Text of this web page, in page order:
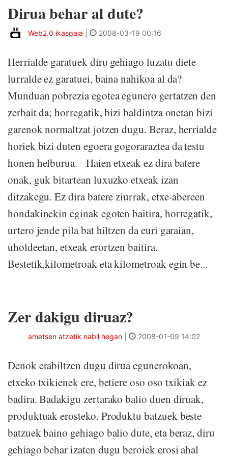
Dirua behar al dute?
Web2.0 ikasgaia 2008-03-19 00:16
Herrialde garatuek diru gehiago luzatu diete
lurralde ez garatuei, baina nahikoa al da?
Munduan pobrezia egotea egunero gertatzen den
zerbait da; horregatik, bizi baldintza onetan bizi
garenok normaltzat jotzen dugu. Beraz, herrialde
horiek bizi duten egoera gogoraraztea da testu
honen helburua. Haien etxeak ez dira batere
onak, guk bitartean luxuzko etxeak izan
ditzakegu. Ez dira batere ziurrak, etxe-abereen
hondakinekin eginak egoten baitira, horregatik,
urtero jende pila bat hiltzen da euri garaian,
uholdeetan, etxeak erortzen baitira.
Bestetik,kilometroak eta kilometroak egin be...
Zer dakigu diruaz?
ametsen atzetik nabil hegan 2008-01-09 14:02
Denok erabiltzen dugu dirua egunerokoan,
etxeko txikienek ere, betiere oso oso txikiak ez
badira. Badakigu zertarako balio duen diruak,
produktuak erosteko. Produktu batzuek beste
batzuek baino gehiago balio dute, eta beraz, diru
gehiago behar izaten dugu beroiek erosi ahal